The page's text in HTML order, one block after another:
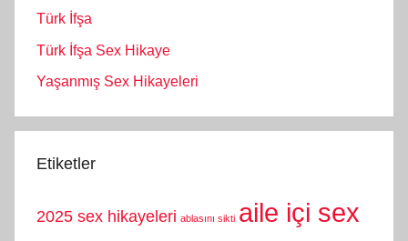
Türk İfşa
Türk İfşa Sex Hikaye
Yaşanmış Sex Hikayeleri
Etiketler
2025 sex hikayeleri ablasını sikti aile içi sex